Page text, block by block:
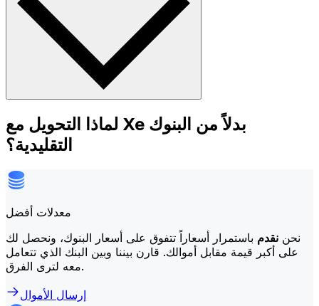
لماذا التحويل مع Xe بدلاً من البنوك
التقليدية؟
معدلات أفضل
نحن نقدم باستمرار أسعاراً تتفوق على أسعار البنوك، ونحصل لك
على أكبر قيمة مقابل أموالك. قارن بيننا وبين البنك الذي تتعامل
معه لترى الفرق.
إرسال الأموال